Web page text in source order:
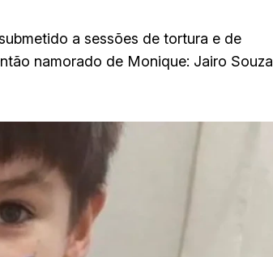
a sessões de tortura e de
namorado de Monique: Jairo Souza